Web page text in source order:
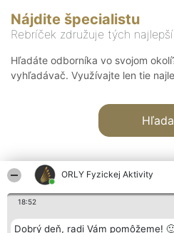
ORLY Fyzickej Aktivity
18:52
Dobrý deň, radi Vám pomôžeme!
Nájdite špecialistu
Rebríček združuje tých
Hľadáte odborníka vo svojom
vyhľadávač. Využívajte len tie
Organizátor hodnotenia